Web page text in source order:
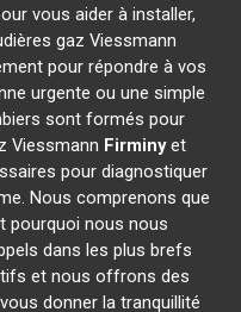
vous aider à installer,
gaz Viessmann
pour répondre à vos
urgente ou une simple
sont formés pour
Viessmann Firminyet
pour diagnostiquer
Nous comprenons que
pourquoi nous nous
dans les plus brefs
et nous offrons des
donner la tranquillité